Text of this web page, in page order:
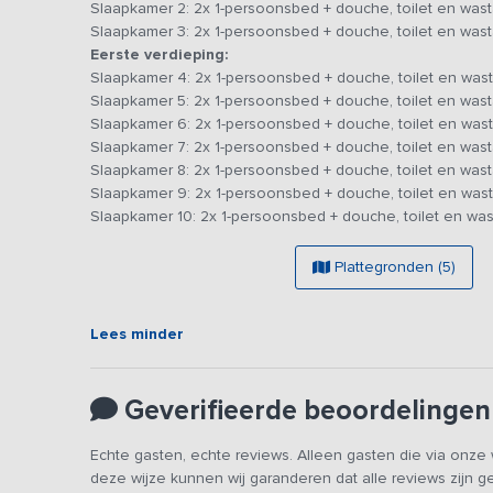
op het souterrain en zeven slaapkamers op de
De accommodatie is zeer ruim opgezet en voorzien
hoeven te vervelen. Zo is er een inpandige
en kinderspeelhoek voor privégebruik. Verder vind je er
barbecue (hout inbegrepen). Er is een grote privétuin
heeft zijn eigen ingang en faciliteiten, maar ligt direct
los van elkaar verhuurd. Dit betekent dat je een
tegenkomen. Voor gezamenlijk gebruik (samen met de
aanwezig. Kortom, de ideale plek om met familie en
Indien gewenst kunnen ontbijt, lunch, diner of een
verschillende mogelijkheden.
Bijzonderheden:
Bedlinnen voor babybedjes altijd zelf meenemen.
Slaapkamer 2: 2x 1-persoonsbed + douche, toilet en
Slaapkamer 3: 2x 1-persoonsbed + douche, toilet en
Eerste verdieping:
Slaapkamer 4: 2x 1-persoonsbed + douche, toilet en
Slaapkamer 5: 2x 1-persoonsbed + douche, toilet en
Slaapkamer 6: 2x 1-persoonsbed + douche, toilet en
Slaapkamer 7: 2x 1-persoonsbed + douche, toilet en
Slaapkamer 8: 2x 1-persoonsbed + douche, toilet en
Slaapkamer 9: 2x 1-persoonsbed + douche, toilet en
Slaapkamer 10: 2x 1-persoonsbed + douche, toilet en
Plattegronden (5)
Lees minder
Geverifieerde beoordelingen
Echte gasten, echte reviews. Alleen gasten die via
deze wijze kunnen wij garanderen dat alle reviews zijn